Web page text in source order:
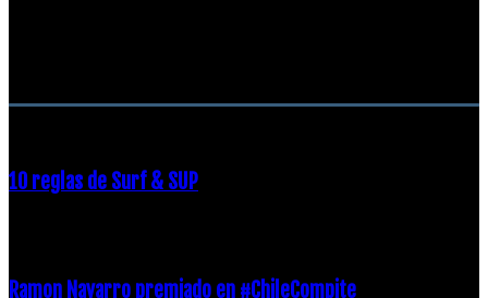
10 reglas de Surf & SUP
Ramon Navarro premiado en #ChileCompite